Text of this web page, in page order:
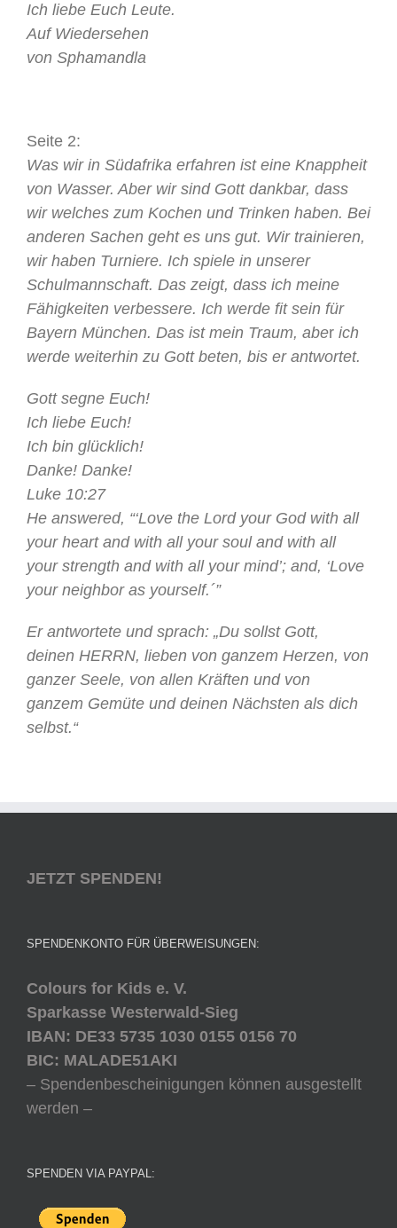
Ich liebe Euch Leute.
Auf Wiedersehen
von Sphamandla
Seite 2:
Was wir in Südafrika erfahren ist eine Knappheit
von Wasser. Aber wir sind Gott dankbar, dass
wir welches zum Kochen und Trinken haben. Bei
anderen Sachen geht es uns gut. Wir trainieren,
wir haben Turniere. Ich spiele in unserer
Schulmannschaft. Das zeigt, dass ich meine
Fähigkeiten verbessere. Ich werde fit sein für
Bayern München. Das ist mein Traum, aber ich
werde weiterhin zu Gott beten, bis er antwortet.
Gott segne Euch!
Ich liebe Euch!
Ich bin glücklich!
Danke! Danke!
Luke 10:27
He answered, “‘Love the Lord your God with all
your heart and with all your soul and with all
your strength and with all your mind’; and, ‘Love
your neighbor as yourself.´”
Er antwortete und sprach: „Du sollst Gott,
deinen HERRN, lieben von ganzem Herzen, von
ganzer Seele, von allen Kräften und von
ganzem Gemüte und deinen Nächsten als dich
selbst.“
JETZT SPENDEN!
SPENDENKONTO FÜR ÜBERWEISUNGEN:
Colours for Kids e. V.
Sparkasse Westerwald-Sieg
IBAN: DE33 5735 1030 0155 0156 70
BIC: MALADE51AKI
– Spendenbescheinigungen können ausgestellt
werden –
SPENDEN VIA PAYPAL: